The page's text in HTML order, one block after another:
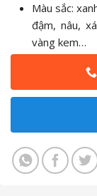
Màu sắc:
đậm, nâu,
vàng kem…